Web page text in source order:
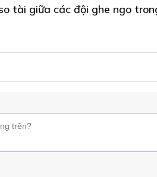
tài giữa các đội ghe ngo